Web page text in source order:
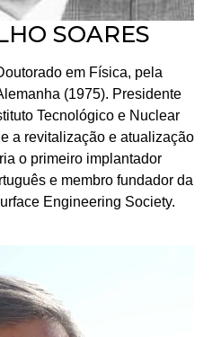
SOARES
em Física, pela
(1975). Presidente
Tecnológico e Nuclear
a revitalização e atualização
o primeiro implantador
e membro fundador da
Engineering Society.